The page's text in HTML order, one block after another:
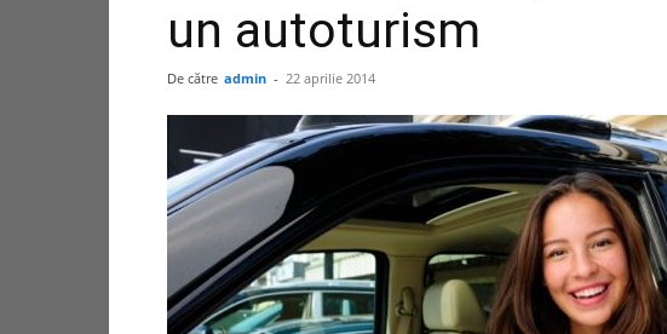
un autoturism
De către admin - 22 aprilie 2014